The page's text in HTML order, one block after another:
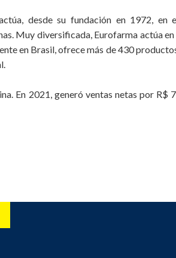
desde su fundación en 1972,
Muy diversificada, Eurofarma actúa
en Brasil, ofrece más de 430
En 2021, generó ventas netas por R$